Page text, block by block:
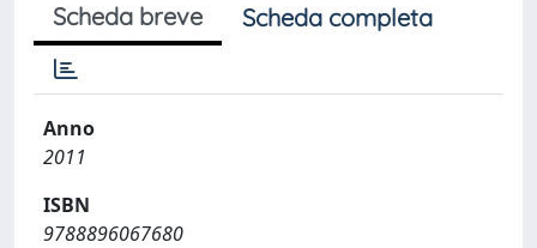
Scheda breve Scheda completa
Anno
2011
ISBN
9788896067680